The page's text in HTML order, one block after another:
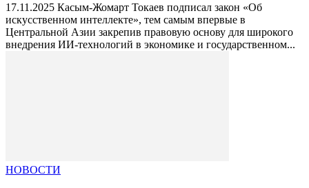
17.11.2025 Касым‑Жомарт Токаев подписал закон «Об
искусственном интеллекте», тем самым впервые в
Центральной Азии закрепив правовую основу для широкого
внедрения ИИ-технологий в экономике и государственном...
НОВОСТИ